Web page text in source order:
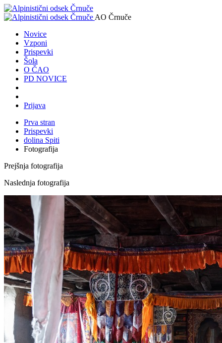
AO Črnuče
Novice
Vzponi
Prispevki
Šola
O ČAO
PD NOVICE
Prijava
Prva stran
Prispevki
dolina Spiti
Fotografija
Prejšnja fotografija
Naslednja fotografija